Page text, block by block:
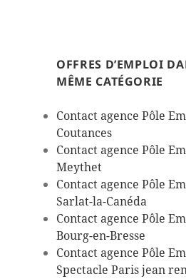
OFFRES D’EMPLOI
MÊME CATÉGORIE
Contact agence Pôle
Coutances
Contact agence Pôle
Meythet
Contact agence Pôle
Sarlat-la-Canéda
Contact agence Pôle
Bourg-en-Bresse
Contact agence Pôle
Spectacle Paris jean